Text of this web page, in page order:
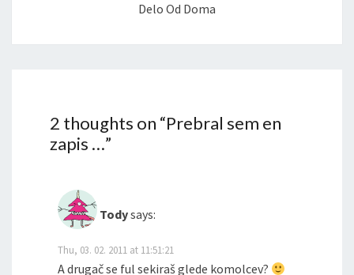
Delo Od Doma
2 thoughts on “Prebral sem en
zapis …”
Todysays:
Thu, 03. 02. 2011 at 11:51:21
A drugač se ful sekiraš glede komolcev?